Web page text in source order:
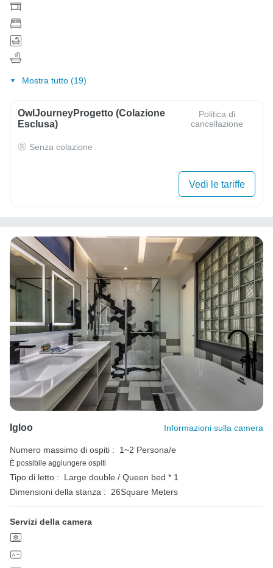
Mostra tutto (19)
OwlJourneyProgetto (colazione
Esclusa)
Politica di
cancellazione
Senza colazione
Vedi le tariffe
Igloo Informazioni sulla camera
Numero massimo di ospiti : 1~2 Persona/e
È possibile aggiungere ospiti
Tipo di letto :
Large double / Queen bed * 1
Dimensioni della stanza :
26Square Meters
Servizi della camera